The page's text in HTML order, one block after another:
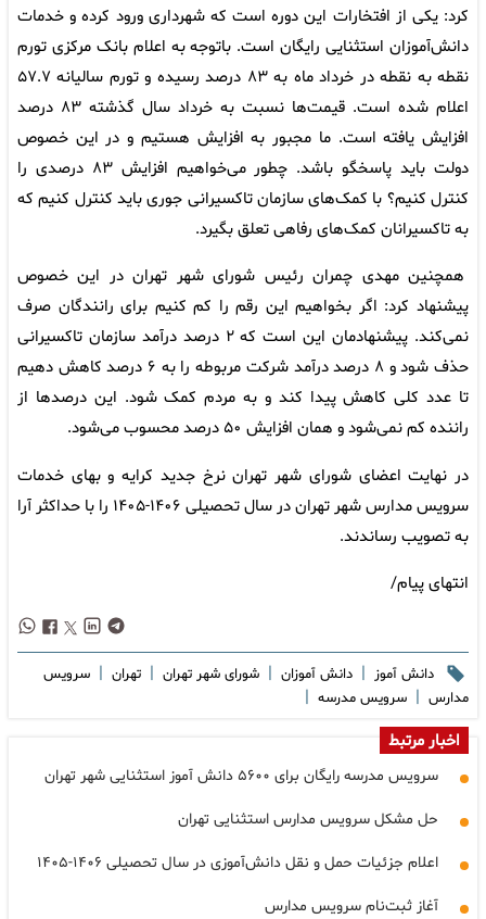
کرد: یکی از افتخارات این دوره است که شهرداری ورود کرده و خدمات
دانش‌آموزان استثنایی رایگان است. باتوجه به اعلام بانک مرکزی تورم
نقطه به نقطه در خرداد ماه به ۸۳ درصد رسیده و تورم سالیانه ۵۷‌.۷
اعلام شده است. قیمت‌ها نسبت به خرداد سال گذشته ۸۳ درصد
افزایش یافته است. ما مجبور به افزایش هستیم و در این خصوص
دولت باید پاسخگو باشد. چطور می‌خواهیم افزایش ۸۳ درصدی را
کنترل کنیم؟ با کمک‌های سازمان تاکسیرانی جوری باید کنترل کنیم که
به تاکسیرانان کمک‌های رفاهی تعلق بگیرد.
همچنین مهدی چمران رئیس شورای شهر تهران در این خصوص
پیشنهاد کرد: اگر بخواهیم این رقم را کم کنیم برای رانندگان صرف
نمی‌کند. پیشنهادمان این است که ۲ درصد درآمد سازمان تاکسیرانی
حذف شود و ۸ درصد درآمد شرکت مربوطه را به ۶ درصد کاهش دهیم
تا عدد کلی کاهش پیدا کند و به مردم کمک شود. این درصدها از
راننده کم نمی‌شود و همان افزایش ۵۰ درصد محسوب می‌شود.
در نهایت اعضای شورای شهر تهران نرخ جدید کرایه و بهای خدمات
سرویس مدارس شهر تهران در سال تحصیلی ۱۴۰۶-۱۴۰۵ را با حداکثر آرا
به تصویب رساندند.
انتهای پیام/
دانش آموز | دانش آموزان | شورای شهر تهران | تهران | سرویس
مدارس | سرویس مدرسه |
اخبار مرتبط
سرویس مدرسه رایگان برای ۵۶۰۰ دانش آموز استثنایی شهر تهران
حل مشکل سرویس مدارس استثنایی تهران
اعلام جزئیات حمل و نقل دانش‌آموزی در سال تحصیلی ۱۴۰۶-۱۴۰۵
آغاز ثبت‌نام سرویس مدارس